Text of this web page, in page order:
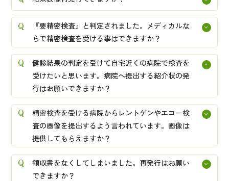
『要精密検査』と判定されました。メディカルな
らで精密検査を受ける事はできますか？
健診結果の判定を受けて自宅近くの病院で検査を
受けたいと思います。病院へ提出する紹介状の発
行はお願いできますか？
精密検査を受ける病院からレントゲンやエコー検
査の画像を提出するよう言われています。画像は
提供してもらえますか？
領収書をなくしてしまいました。再発行はお願い
できますか？